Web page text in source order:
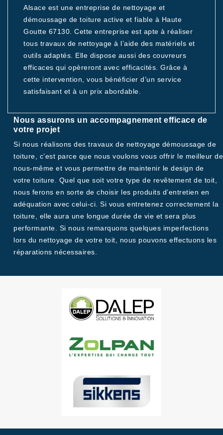
Alsace est une entreprise de nettoyage et
démoussage de toiture active et fiable à Haute
Goutte 67130. Cette entreprise est apte à réaliser
tous travaux de nettoyage à l’aide des matériels et
outils adaptés. Elle dispose aussi des couvreurs
efficaces qui opèreront avec efficacités. Grâce à
cette intervention, vous bénéficier d’un service
satisfaisant et à un prix abordable.
Nous assurons un accompagnement efficace de
votre projet
Si nous réalisons des travaux de nettoyage démoussage de
toiture, c’est parce que nous voulons vous offrir le meilleur de
nous-même et vous permettre de maintenir le design de
votre toiture. Quel que soit votre type de revêtement de toit,
nous ferons en sorte de choisir les produits d’entretien en
adéquation avec celui-ci. Si vous entretenez correctement la
toiture, elle aura une longue durée de vie et sera plus
performante. Si nous remarquons quelques imperfections
lors du nettoyage de votre toit, nous pouvons effectuons les
réparations nécessaires.